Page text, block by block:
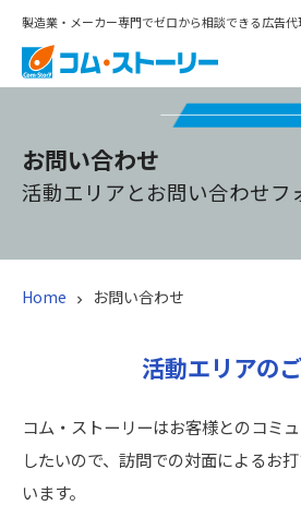
製造業・メーカー専門でゼロから相談できる広告代
お問い合わせ
活動エリアとお問い合わせフ
Home  お問い合わせ
活動エリアの
コム・ストーリーはお客様とのコミ
したいので、訪問での対面によるお
います。